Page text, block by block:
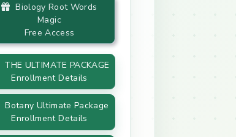
Biology Root Words
Magic
Free Access
THE ULTIMATE PACKAGE
Enrollment Details
Botany Ultimate Package
Enrollment Details